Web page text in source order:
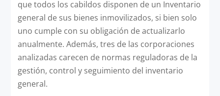
que todos los cabildos disponen de un Inventario
general de sus bienes inmovilizados, si bien solo
uno cumple con su obligación de actualizarlo
anualmente. Además, tres de las corporaciones
analizadas carecen de normas reguladoras de la
gestión, control y seguimiento del inventario
general.